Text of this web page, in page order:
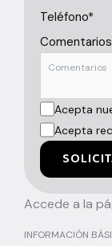
Teléfono*
Comentarios
Acepta
Acepta
Accede a la
INFORMACIÓN